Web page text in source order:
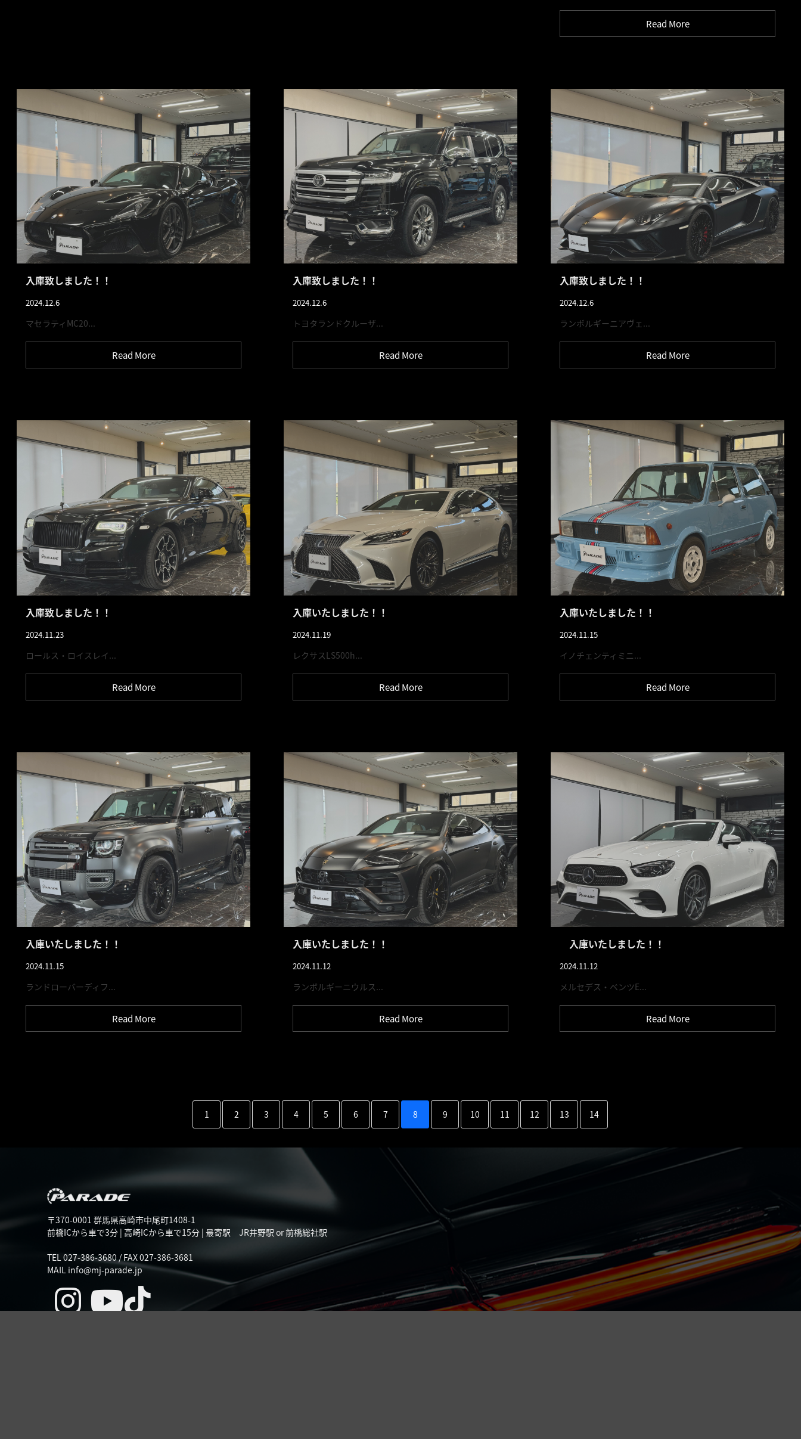
Read More
入庫致しました！！
2024.12.6
マセラティMC20...
Read More
入庫致しました！！
2024.12.6
トヨタランドクルーザ...
Read More
入庫致しました！！
2024.12.6
ランボルギーニアヴェ...
Read More
入庫致しました！！
2024.11.23
ロールス・ロイスレイ...
Read More
入庫いたしました！！
2024.11.19
レクサスLS500h...
Read More
入庫いたしました！！
2024.11.15
イノチェンティミニ...
Read More
入庫いたしました！！
2024.11.15
ランドローバーディフ...
Read More
入庫いたしました！！
2024.11.12
ランボルギーニウルス...
Read More
入庫いたしました！！
2024.11.12
メルセデス・ベンツE...
Read More
1 2 3 4 5 6 7 8 9 10 11 12 13 14
〒370-0001 群馬県高崎市中尾町1408-1
前橋ICから車で3分 | 高崎ICから車で15分 | 最寄駅 JR井野駅 or 前橋総社駅
TEL 027-386-3680 / FAX 027-386-3681
MAIL info@mj-parade.jp